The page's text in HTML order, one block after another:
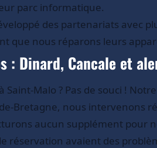
parc informatique.
des partenariats avec
que nous réparons leurs
: Dinard, Cancale et
Saint-Malo ? Pas de souci !
Bretagne, nous
aucun supplément pour
réservation avaient des